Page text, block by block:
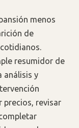
menos
de
resumidor de
análisis y
precios, revisar